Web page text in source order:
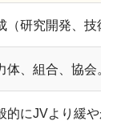
（研究開発、技術
体、組合、協会。
にJVより緩やか。